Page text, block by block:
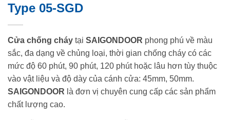
Type 05-SGD
Cửa chống cháy tại SAIGONDOOR phong phú về màu
sắc, đa dạng về chủng loại, thời gian chống cháy có các
mức độ 60 phút, 90 phút, 120 phút hoặc lâu hơn tùy thuộc
vào vật liệu và độ dày của cánh cửa: 45mm, 50mm.
SAIGONDOOR là đơn vị chuyên cung cấp các sản phẩm
chất lượng cao.